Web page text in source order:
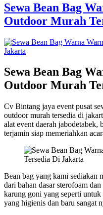
Sewa Bean Bag
Outdoor Murah
Sewa Bean Bag
Outdoor Murah
Cv Bintang jaya event pusat
outdoor murah tersedia di
alat event daerah jabodetabek,
terjamin siap memeriahkan
Bean bag yang kami sediakan
dari bahan dasar sterofoam
karung goni yang seperti
yang higienis dan baru sangat